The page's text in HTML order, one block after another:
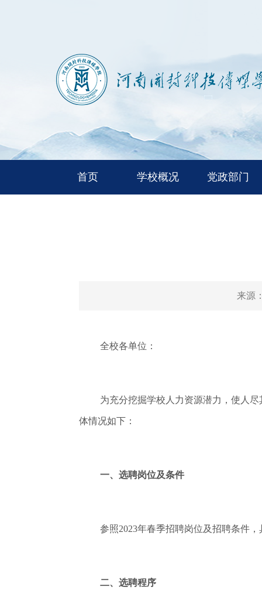
首页 学校概况 党政部门
来源
全校各单位：
为充分挖掘学校人力资源潜力，使人
体情况如下：
一、选聘岗位及条件
参照2023年春季招聘岗位及招聘条件
二、选聘程序